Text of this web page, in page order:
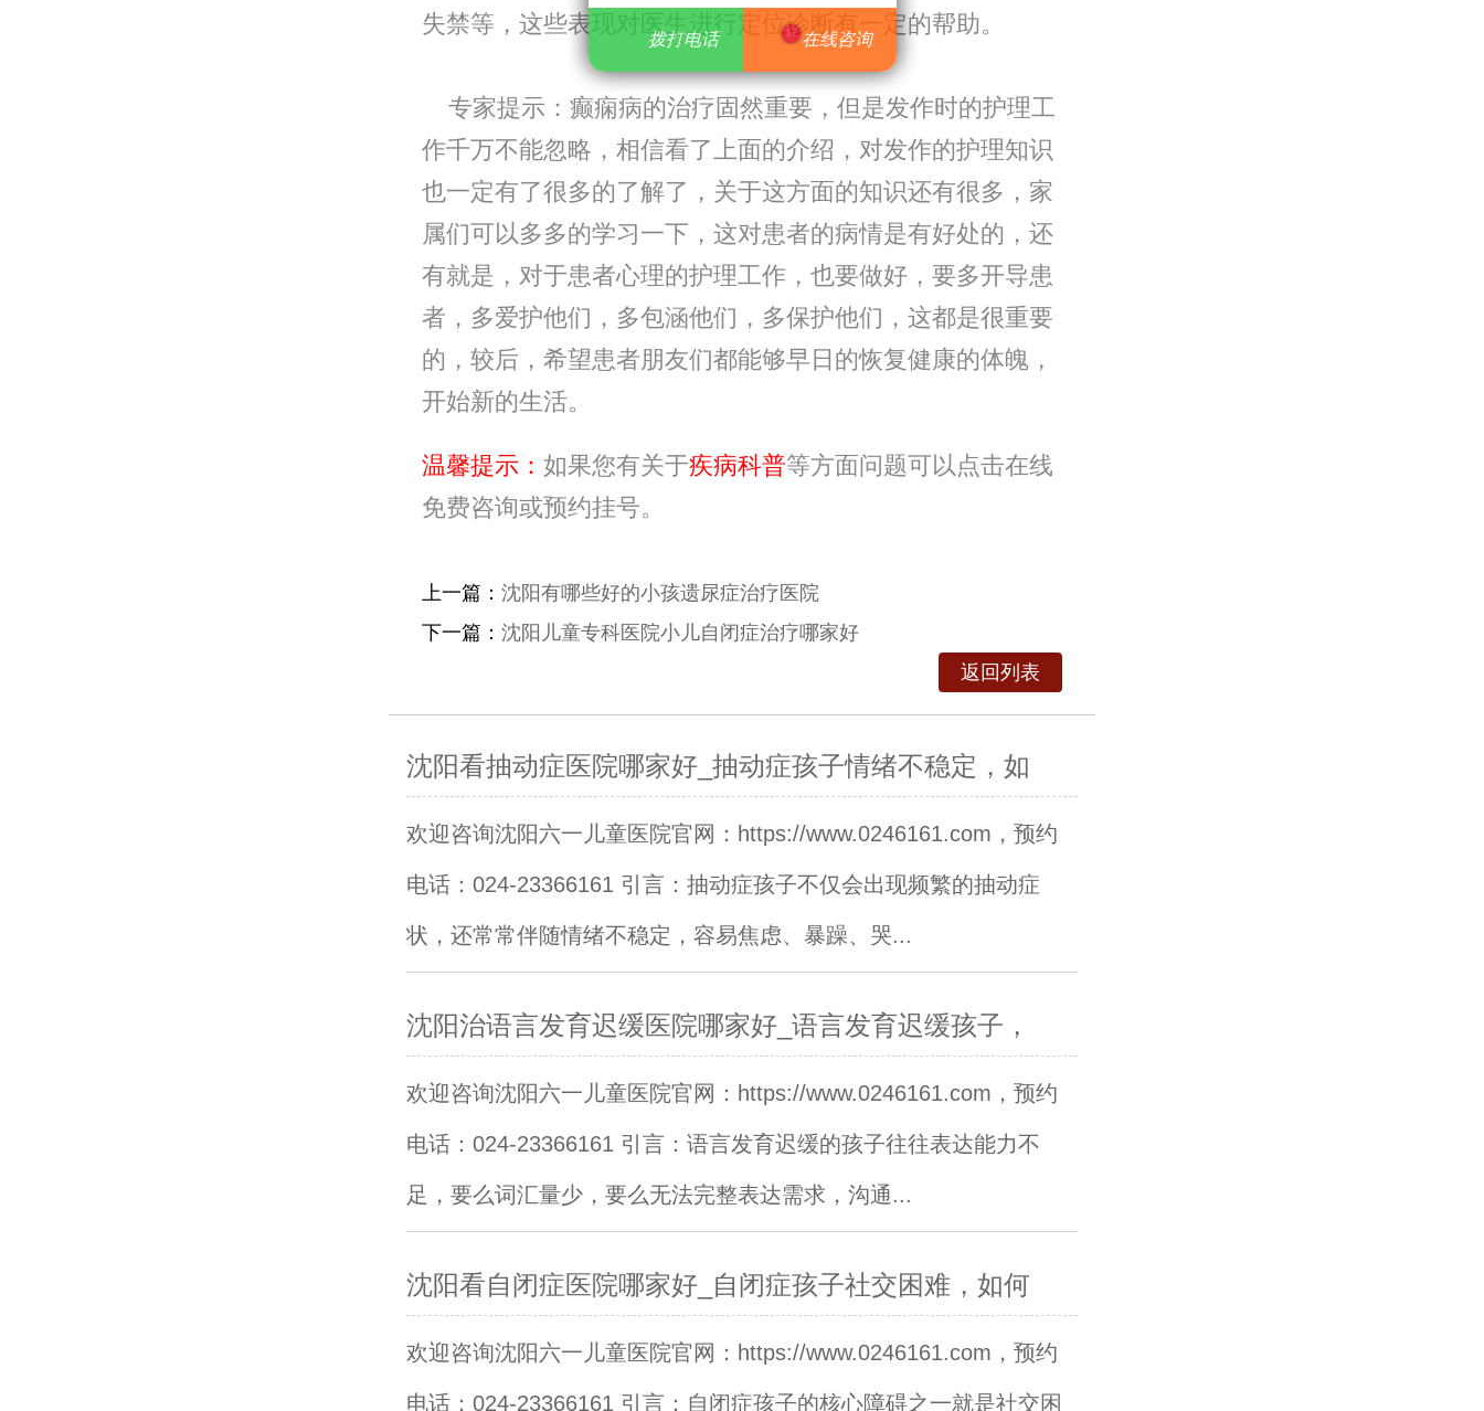
失禁等，这些表现对医生进行定位诊断有一定的帮助。
专家提示：癫痫病的治疗固然重要，但是发作时的护理工
作千万不能忽略，相信看了上面的介绍，对发作的护理知识
也一定有了很多的了解了，关于这方面的知识还有很多，家
属们可以多多的学习一下，这对患者的病情是有好处的，还
有就是，对于患者心理的护理工作，也要做好，要多开导患
者，多爱护他们，多包涵他们，多保护他们，这都是很重要
的，较后，希望患者朋友们都能够早日的恢复健康的体魄，
开始新的生活。
即给您回电。
拨打电话 17 在线咨询
温馨提示： 如果您有关于疾病科普等方面问题可以点击在线
免费咨询或预约挂号。
上一篇： 沈阳有哪些好的小孩遗尿症治疗医院
下一篇： 沈阳儿童专科医院小儿自闭症治疗哪家好
返回列表
沈阳看抽动症医院哪家好_抽动症孩子情绪不稳定，如
欢迎咨询沈阳六一儿童医院官网：https://www.0246161.com，预约
电话：024-23366161 引言：抽动症孩子不仅会出现频繁的抽动症
状，还常常伴随情绪不稳定，容易焦虑、暴躁、哭...
沈阳治语言发育迟缓医院哪家好_语言发育迟缓孩子，
欢迎咨询沈阳六一儿童医院官网：https://www.0246161.com，预约
电话：024-23366161 引言：语言发育迟缓的孩子往往表达能力不
足，要么词汇量少，要么无法完整表达需求，沟通...
沈阳看自闭症医院哪家好_自闭症孩子社交困难，如何
欢迎咨询沈阳六一儿童医院官网：https://www.0246161.com，预约
电话：024-23366161 引言：自闭症孩子的核心障碍之一就是社交困
拨打电话 在线咨询